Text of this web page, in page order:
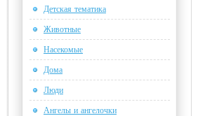
Детская тематика
Животные
Насекомые
Дома
Люди
Ангелы и ангелочки